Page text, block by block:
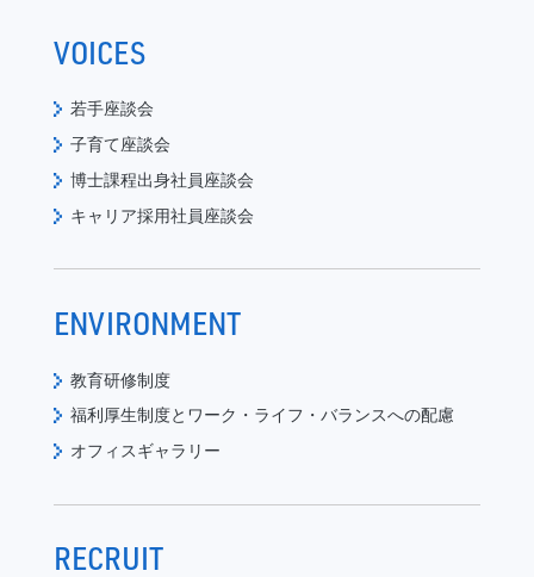
VOICES
若手座談会
子育て座談会
博士課程出身社員座談会
キャリア採用社員座談会
ENVIRONMENT
教育研修制度
福利厚生制度と ワーク・ライフ・バランスへの配慮
オフィスギャラリー
RECRUIT